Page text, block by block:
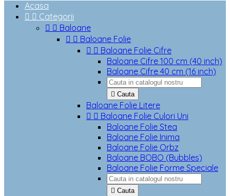
Acasa
  Categorii
  Baloane
  Baloane Folie
  Baloane Folie Cifre
Baloane Cifre 100 cm (40 inch)
Baloane Cifre 40 cm (16 inch)
 Cauta
Baloane Folie Litere
  Baloane Folie Culori Uni
Baloane Folie Stea
Baloane Folie Inima
Baloane Folie Orbz
Baloane BOBO (Bubbles)
Baloane Folie Forme Speciale
 Cauta